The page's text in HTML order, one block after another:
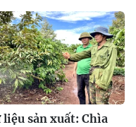
liệu sản xuất: Chìa